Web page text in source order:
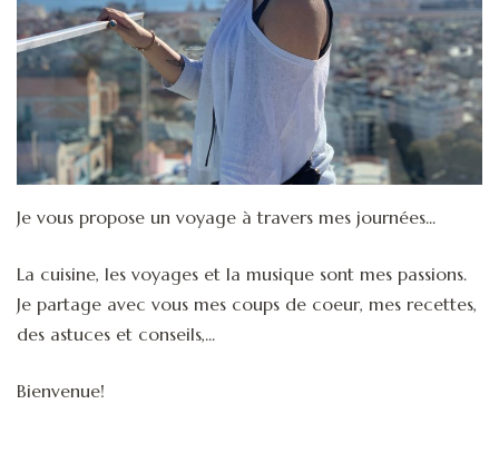
Je vous propose un voyage à travers mes journées...
La cuisine, les voyages et la musique sont mes passions.
Je partage avec vous mes coups de coeur, mes recettes,
des astuces et conseils,...
Bienvenue!